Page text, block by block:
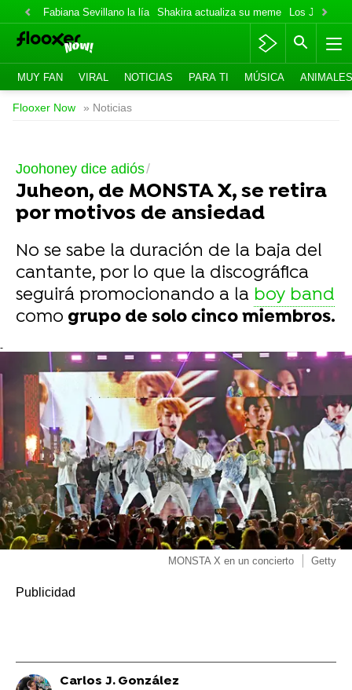
Fabiana Sevillano la lía Shakira actualiza su meme Los Jonas
MUY FAN VIRAL NOTICIAS PARA TI MÚSICA ANIMALES
Flooxer Now » Noticias
Joohoney dice adiós
Juheon, de MONSTA X, se retira
por motivos de ansiedad
No se sabe la duración de la baja del
cantante, por lo que la discográfica
seguirá promocionando a la boy band
como grupo de solo cinco miembros.
-
MONSTA X en un concierto Getty
Carlos J. González